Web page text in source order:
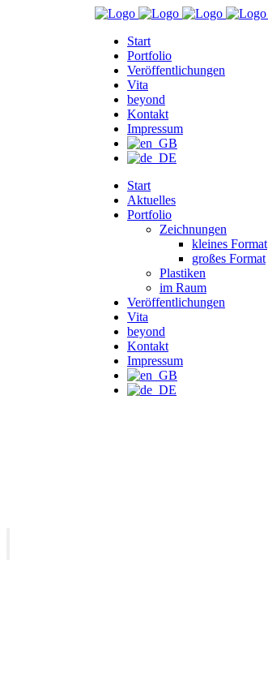
Start
Portfolio
Veröffentlichungen
Vita
beyond
Kontakt
Impressum
Start
Aktuelles
Portfolio
Zeichnungen
kleines Format
großes Format
Plastiken
im Raum
Veröffentlichungen
Vita
beyond
Kontakt
Impressum